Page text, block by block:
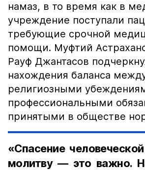
намаз, в то время как в
учреждение поступали
требующие срочной
помощи. Муфтий
Рауф Джантасов
нахождения баланса
религиозными
профессиональными
принятыми в обществе
«Спасение
молитву — это важно.